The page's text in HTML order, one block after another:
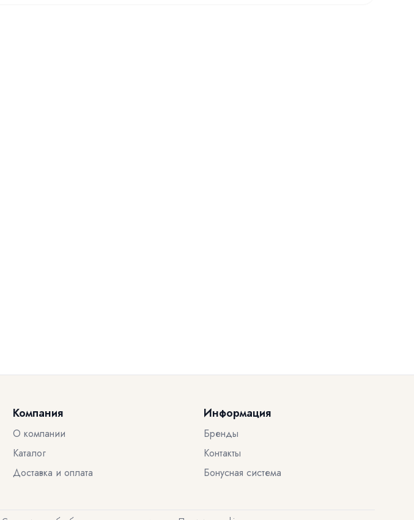
Компания
О компании
Каталог
Доставка и оплата
Информация
Бренды
Контакты
Бонусная система